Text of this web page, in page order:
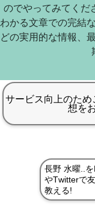
のでやってみてくだ
わかる文章での完結
どの実用的な情報、